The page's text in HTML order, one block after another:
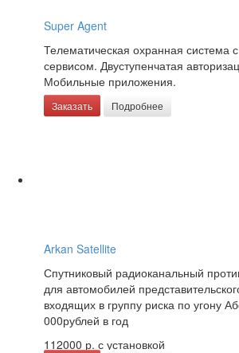
Super Agent
Телематическая охранная система
сервисом. Двуступенчатая
Мобильные приложения.
Заказать Подробнее
Arkan Satellite
Спутниковый радиоканальный
для автомобилей
входящих в группу риска по угону
000рублей в год
112000 р. с установкой